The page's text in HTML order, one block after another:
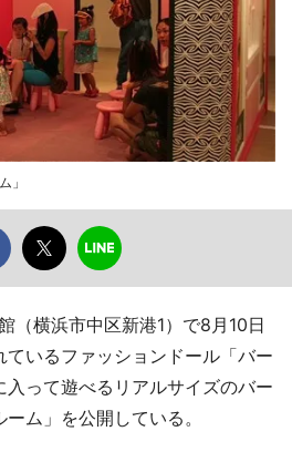
」
（横浜市中区新港1）で8月10日
ているファッションドール「バー
入って遊べるリアルサイズのバー
ム」を公開している。